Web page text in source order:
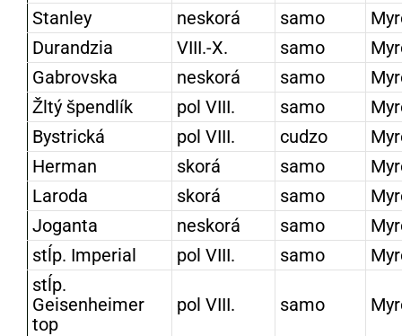
Stanley
neskorá samo
Durandzia
VIII.-X. samo
Gabrovska
neskorá samo
Žltý špendlík
pol VIII. samo
Bystrická
pol VIII. cudzo
Herman
skorá samo
Laroda
skorá samo
Joganta
neskorá samo
stĺp. Imperial
pol VIII. samo
stĺp.
Geisenheimer
top
pol VIII. samo